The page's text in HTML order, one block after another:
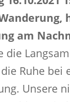
am
die
Ruhe bei
Unsere